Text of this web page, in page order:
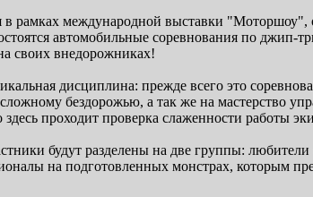
в рамках международной выставки "Моторшоу",
автомобильные соревнования по джип-
своих внедорожниках!
дисциплина: прежде всего это
бездорожью, а так же на мастерство
здесь проходит проверка слаженности работы
будут разделены на две группы:
на подготовленных монстрах, которым